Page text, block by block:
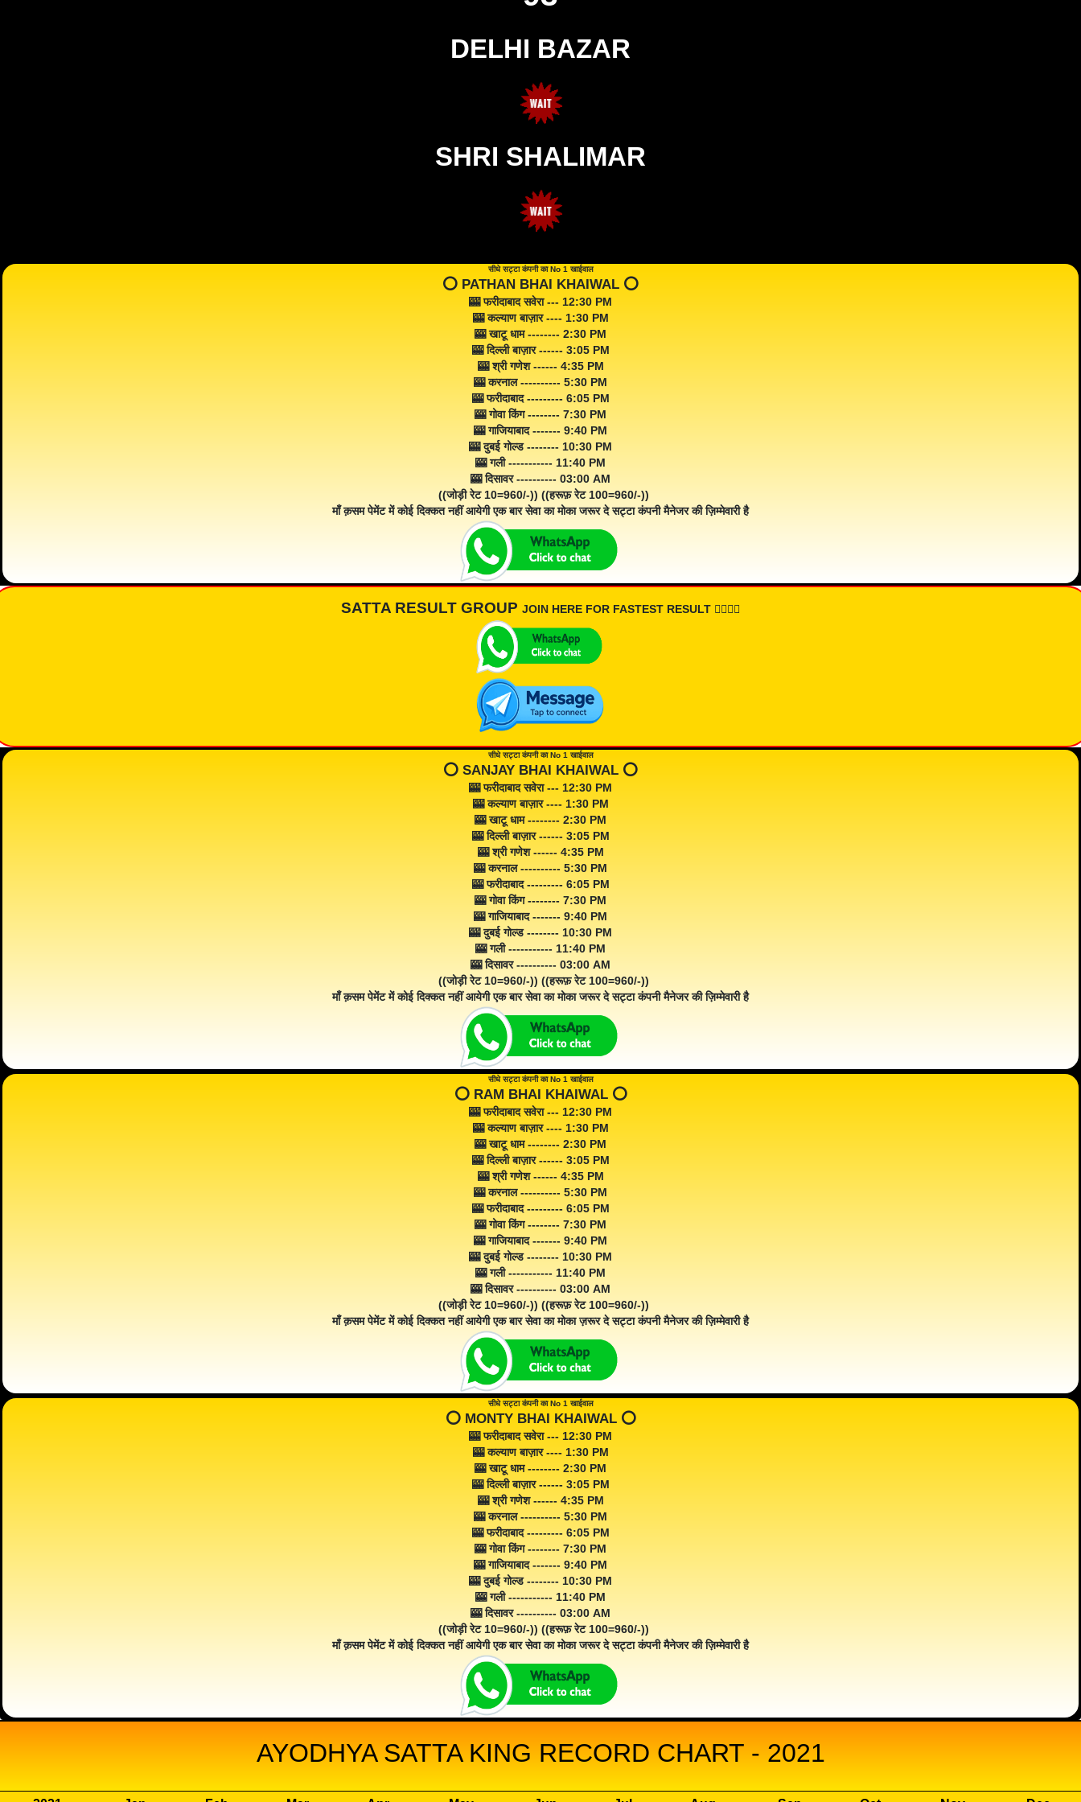
DELHI BAZAR
SHRI SHALIMAR
सीधे सट्टा कंपनी का No 1 खाईवाल
⭕️ PATHAN BHAI KHAIWAL ⭕️
🎰 फरीदाबाद सवेरा --- 12:30 PM
🎰 कल्याण बाज़ार ---- 1:30 PM
🎰 खाटू धाम -------- 2:30 PM
🎰 दिल्ली बाज़ार ------ 3:05 PM
🎰 श्री गणेश ------ 4:35 PM
🎰 करनाल ---------- 5:30 PM
🎰 फरीदाबाद --------- 6:05 PM
🎰 गोवा किंग -------- 7:30 PM
🎰 गाजियाबाद ------- 9:40 PM
🎰 दुबई गोल्ड -------- 10:30 PM
🎰 गली ----------- 11:40 PM
🎰 दिसावर ---------- 03:00 AM
((जोड़ी रेट 10=960/-)) ((हरूफ़ रेट 100=960/-))
माँ क़सम पेमेंट में कोई दिक्कत नहीं आयेगी एक बार सेवा का मोका जरूर दे सट्टा कंपनी मैनेजर की ज़िम्मेवारी है
SATTA RESULT GROUP JOIN HERE FOR FASTEST RESULT 👇🏾👇🏾
सीधे सट्टा कंपनी का No 1 खाईवाल
⭕️ SANJAY BHAI KHAIWAL ⭕️
🎰 फरीदाबाद सवेरा --- 12:30 PM
🎰 कल्याण बाज़ार ---- 1:30 PM
🎰 खाटू धाम -------- 2:30 PM
🎰 दिल्ली बाज़ार ------ 3:05 PM
🎰 श्री गणेश ------ 4:35 PM
🎰 करनाल ---------- 5:30 PM
🎰 फरीदाबाद --------- 6:05 PM
🎰 गोवा किंग -------- 7:30 PM
🎰 गाजियाबाद ------- 9:40 PM
🎰 दुबई गोल्ड -------- 10:30 PM
🎰 गली ----------- 11:40 PM
🎰 दिसावर ---------- 03:00 AM
((जोड़ी रेट 10=960/-)) ((हरूफ़ रेट 100=960/-))
माँ क़सम पेमेंट में कोई दिक्कत नहीं आयेगी एक बार सेवा का मोका जरूर दे सट्टा कंपनी मैनेजर की ज़िम्मेवारी है
सीधे सट्टा कंपनी का No 1 खाईवाल
⭕️ RAM BHAI KHAIWAL ⭕️
🎰 फरीदाबाद सवेरा --- 12:30 PM
🎰 कल्याण बाज़ार ---- 1:30 PM
🎰 खाटू धाम -------- 2:30 PM
🎰 दिल्ली बाज़ार ------ 3:05 PM
🎰 श्री गणेश ------ 4:35 PM
🎰 करनाल ---------- 5:30 PM
🎰 फरीदाबाद --------- 6:05 PM
🎰 गोवा किंग -------- 7:30 PM
🎰 गाजियाबाद ------- 9:40 PM
🎰 दुबई गोल्ड -------- 10:30 PM
🎰 गली ----------- 11:40 PM
🎰 दिसावर ---------- 03:00 AM
((जोड़ी रेट 10=960/-)) ((हरूफ़ रेट 100=960/-))
माँ क़सम पेमेंट में कोई दिक्कत नहीं आयेगी एक बार सेवा का मोका ज़रूर दे सट्टा कंपनी मैनेजर की ज़िम्मेवारी है
सीधे सट्टा कंपनी का No 1 खाईवाल
⭕️ MONTY BHAI KHAIWAL ⭕️
🎰 फरीदाबाद सवेरा --- 12:30 PM
🎰 कल्याण बाज़ार ---- 1:30 PM
🎰 खाटू धाम -------- 2:30 PM
🎰 दिल्ली बाज़ार ------ 3:05 PM
🎰 श्री गणेश ------ 4:35 PM
🎰 करनाल ---------- 5:30 PM
🎰 फरीदाबाद --------- 6:05 PM
🎰 गोवा किंग -------- 7:30 PM
🎰 गाजियाबाद ------- 9:40 PM
🎰 दुबई गोल्ड -------- 10:30 PM
🎰 गली ----------- 11:40 PM
🎰 दिसावर ---------- 03:00 AM
((जोड़ी रेट 10=960/-)) ((हरूफ़ रेट 100=960/-))
माँ क़सम पेमेंट में कोई दिक्कत नहीं आयेगी एक बार सेवा का मोका जरूर दे सट्टा कंपनी मैनेजर की ज़िम्मेवारी है
AYODHYA SATTA KING RECORD CHART - 2021